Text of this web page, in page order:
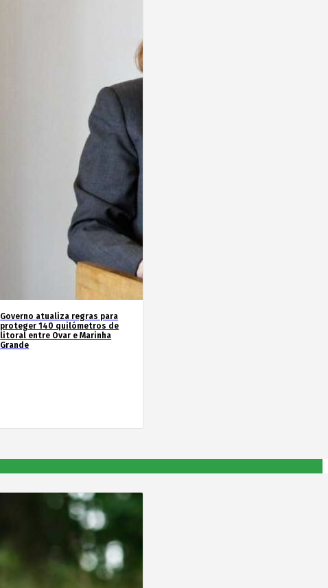
Governo atualiza regras para
proteger 140 quilómetros de
litoral entre Ovar e Marinha
Grande